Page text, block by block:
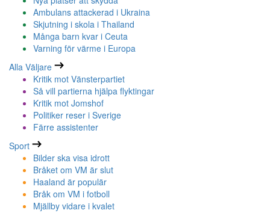
Ambulans attackerad i Ukraina
Skjutning i skola i Thailand
Många barn kvar i Ceuta
Varning för värme i Europa
Alla Väljare
Kritik mot Vänsterpartiet
Så vill partierna hjälpa flyktingar
Kritik mot Jomshof
Politiker reser i Sverige
Färre assistenter
Sport
Bilder ska visa idrott
Bråket om VM är slut
Haaland är populär
Bråk om VM i fotboll
Mjällby vidare i kvalet